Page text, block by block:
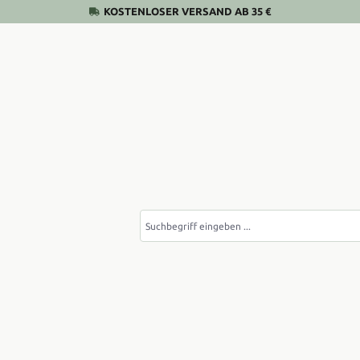
KOSTENLOSER VERSAND AB 35 €